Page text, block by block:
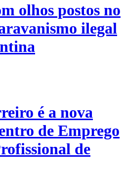
olhos postos no
ilegal
é a nova
de Emprego
de